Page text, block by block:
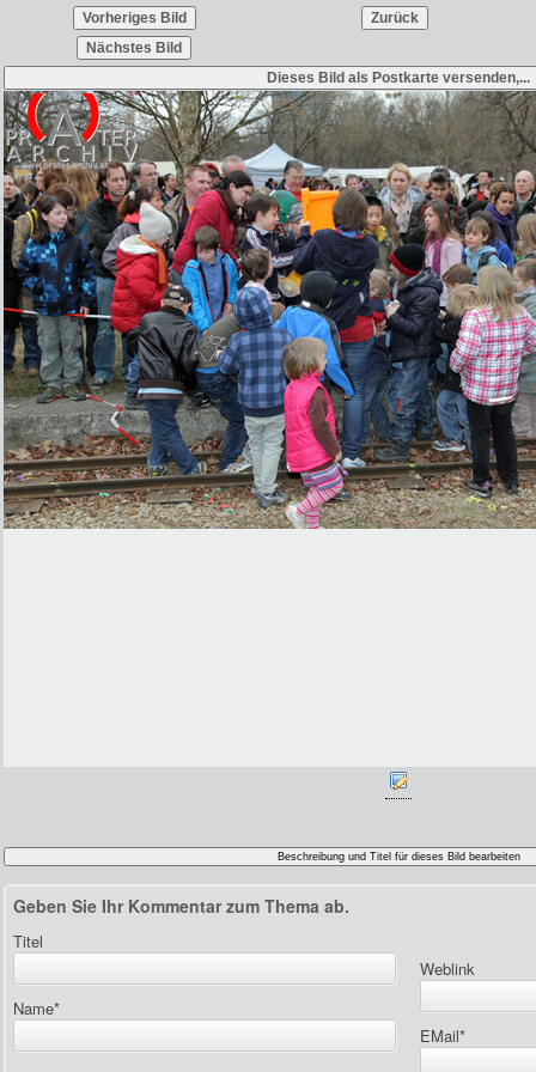
Geben Sie Ihr Kommentar zum Thema ab.
Titel
Weblink
Name*
EMail*